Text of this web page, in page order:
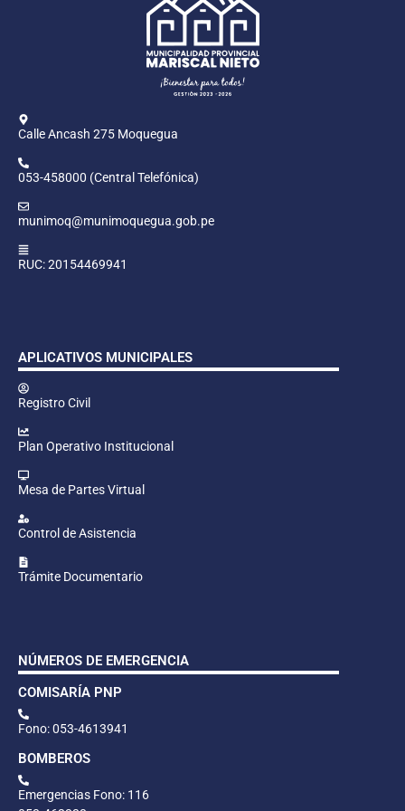
Calle Ancash 275 Moquegua
053-458000 (Central Telefónica)
munimoq@munimoquegua.gob.pe
RUC: 20154469941
APLICATIVOS MUNICIPALES
Registro Civil
Plan Operativo Institucional
Mesa de Partes Virtual
Control de Asistencia
Trámite Documentario
NÚMEROS DE EMERGENCIA
COMISARÍA PNP
Fono: 053-4613941
BOMBEROS
Emergencias Fono: 116